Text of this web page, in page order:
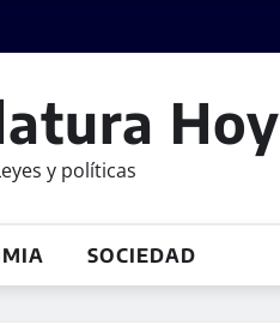
Hoy
y políticas
SOCIEDAD